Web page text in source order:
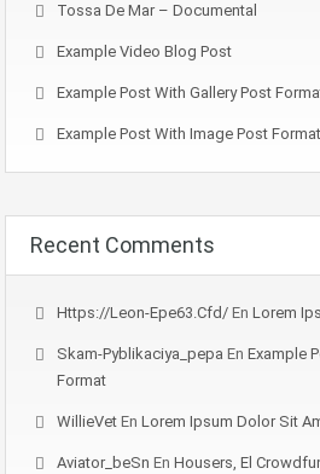
Tossa De Mar – Documental
Example Video Blog Post
Example Post With Gallery Post
Example Post With Image Post Format
Recent Comments
Https://leon-Epe63.cfd/ En Lorem
Skam-Pyblikaciya_pepa En Example
Format
WillieVet En Lorem Ipsum Dolor Sit
Aviator_beSn En Housers, El